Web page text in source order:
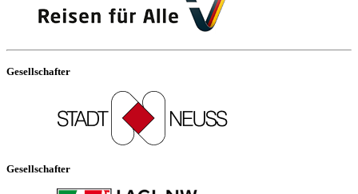
Gesellschafter
Gesellschafter